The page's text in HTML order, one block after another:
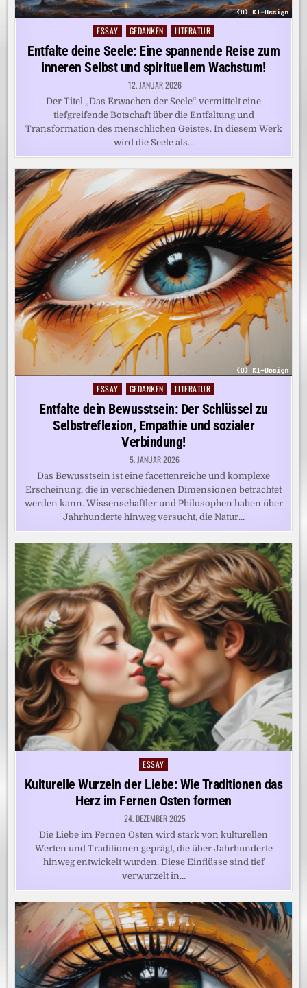
Posted
ESSAY GEDANKEN LITERATUR
Entfalte deine Seele: Eine spannende Reise zum
inneren Selbst und spirituellem Wachstum!
12. JANUAR 2026
Der Titel „Das Erwachen der Seele“ vermittelt eine
tiefgreifende Botschaft über die Entfaltung und
Transformation des menschlichen Geistes. In diesem Werk
wird die Seele als…
Posted
in
ESSAY GEDANKEN LITERATUR
Entfalte dein Bewusstsein: Der Schlüssel zu
Selbstreflexion, Empathie und sozialer
Verbindung!
5. JANUAR 2026
Das Bewusstsein ist eine facettenreiche und komplexe
Erscheinung, die in verschiedenen Dimensionen betrachtet
werden kann. Wissenschaftler und Philosophen haben über
Jahrhunderte hinweg versucht, die Natur…
Posted
in
ESSAY
Kulturelle Wurzeln der Liebe: Wie Traditionen das
Herz im Fernen Osten formen
24. DEZEMBER 2025
Die Liebe im Fernen Osten wird stark von kulturellen
Werten und Traditionen geprägt, die über Jahrhunderte
hinweg entwickelt wurden. Diese Einflüsse sind tief
verwurzelt in…